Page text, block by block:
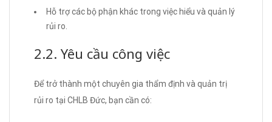
Hỗ trợ các bộ phận khác trong việc hiểu và quản lý
rủi ro.
2.2. Yêu cầu công việc
Để trở thành một chuyên gia thẩm định và quản trị
rủi ro tại CHLB Đức, bạn cần có: